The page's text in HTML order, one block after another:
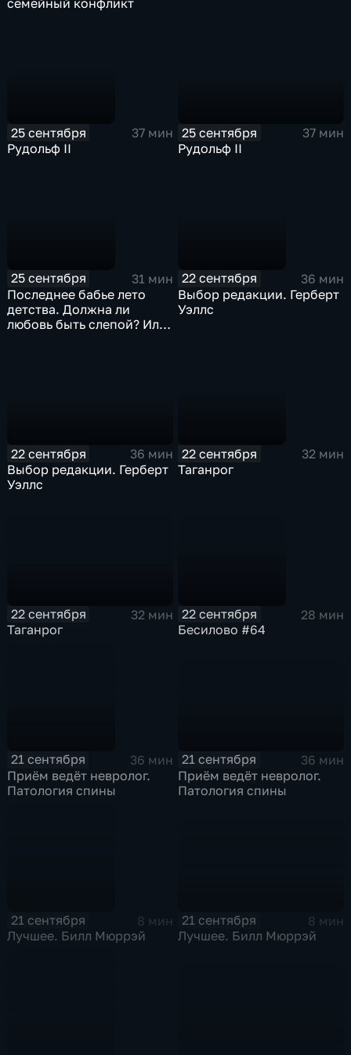
25 сентября
37 мин
Рудольф II
25 сентября
37 мин
Рудольф II
25 сентября
31 мин
Последнее бабье лето
детства. Должна ли
любовь быть слепой? Или
22 сентября
36 мин
Выбор редакции. Герберт
Уэллс
22 сентября
36 мин
Выбор редакции. Герберт
Уэллс
22 сентября
32 мин
Таганрог
22 сентября
32 мин
Таганрог
22 сентября
28 мин
Бесилово #64
21 сентября
36 мин
Приём ведёт невролог.
Патология спины
21 сентября
36 мин
Приём ведёт невролог.
Патология спины
21 сентября
8 мин
Лучшее. Билл Мюррэй
21 сентября
8 мин
Лучшее. Билл Мюррэй